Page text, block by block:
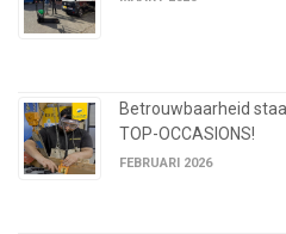
Betrouwbaarheid
TOP-OCCASIONS!
FEBRUARI 2026